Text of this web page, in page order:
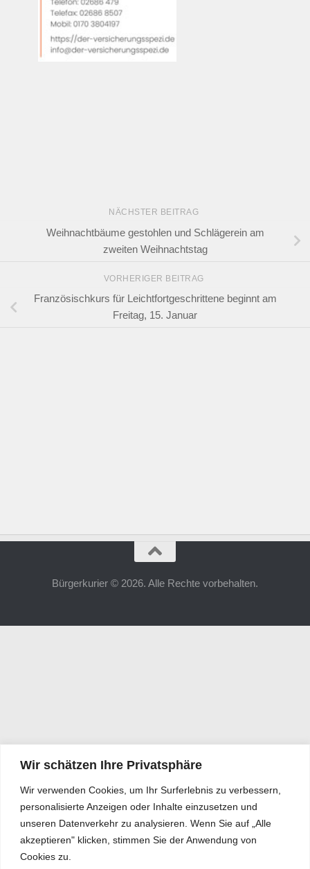
Wir schätzen Ihre Privatsphäre
Wir verwenden Cookies, um Ihr Surferlebnis zu verbessern,
personalisierte Anzeigen oder Inhalte einzusetzen und
unseren Datenverkehr zu analysieren. Wenn Sie auf „Alle
akzeptieren" klicken, stimmen Sie der Anwendung von
Cookies zu.
NÄCHSTER BEITRAG
Weihnachtbäume gestohlen und Schlägerein am
zweiten Weihnachtstag
VORHERIGER BEITRAG
Französischkurs für Leichtfortgeschrittene beginnt am
Freitag, 15. Januar
Bürgerkurier © 2026. Alle Rechte vorbehalten.